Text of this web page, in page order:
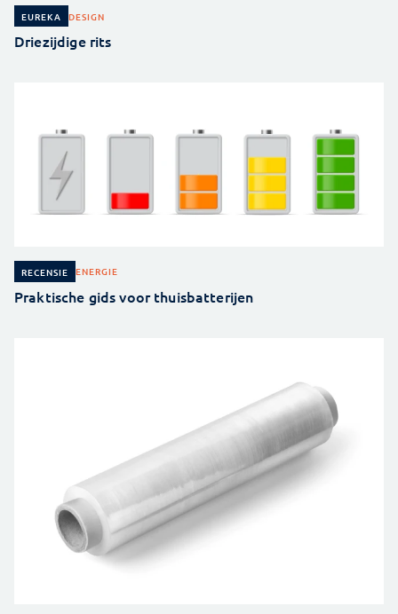
EUREKA DESIGN
Driezijdige rits
RECENSIE ENERGIE
Praktische gids voor thuisbatterijen